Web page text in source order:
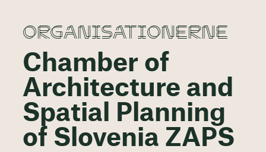
ORGANISATIONERNE
Chamber of
Architecture and
Spatial Planning
of Slovenia ZAPS